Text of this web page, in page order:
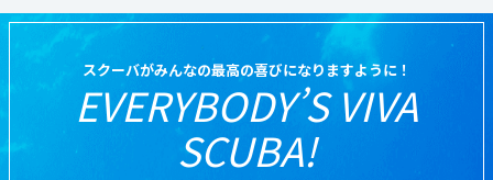
スクーバがみんなの最高の喜びになりますように！
EVERYBODY’S VIVA
SCUBA!